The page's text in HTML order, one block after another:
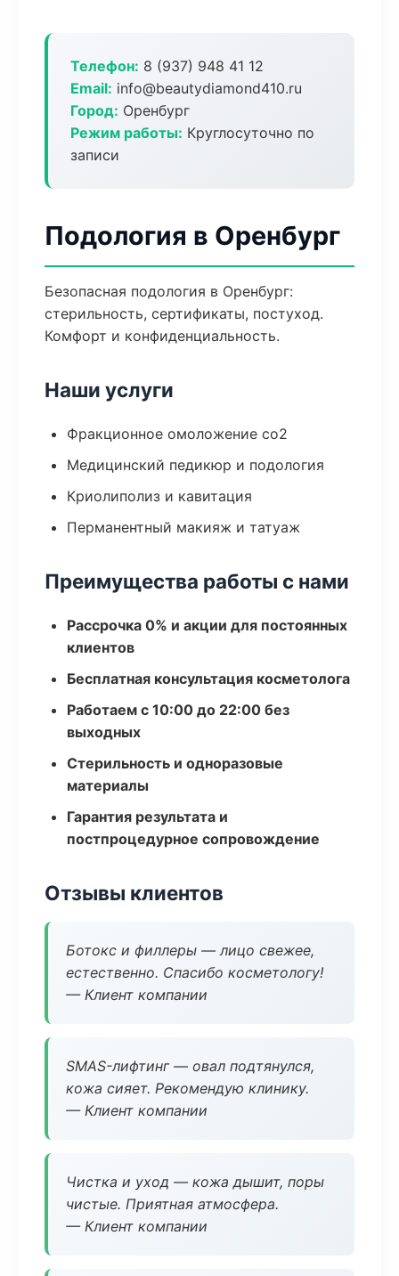
Телефон: 8 (937) 948 41 12
Email: info@beautydiamond410.ru
Город: Оренбург
Режим работы: Круглосуточно по
записи
Подология в Оренбург
Безопасная подология в Оренбург:
стерильность, сертификаты, постуход.
Комфорт и конфиденциальность.
Наши услуги
Фракционное омоложение co2
Медицинский педикюр и подология
Криолиполиз и кавитация
Перманентный макияж и татуаж
Преимущества работы с нами
Рассрочка 0% и акции для постоянных
клиентов
Бесплатная консультация косметолога
Работаем с 10:00 до 22:00 без
выходных
Стерильность и одноразовые
материалы
Гарантия результата и
постпроцедурное сопровождение
Отзывы клиентов
Ботокс и филлеры — лицо свежее,
естественно. Спасибо косметологу!
— Клиент компании
SMAS-лифтинг — овал подтянулся,
кожа сияет. Рекомендую клинику.
— Клиент компании
Чистка и уход — кожа дышит, поры
чистые. Приятная атмосфера.
— Клиент компании